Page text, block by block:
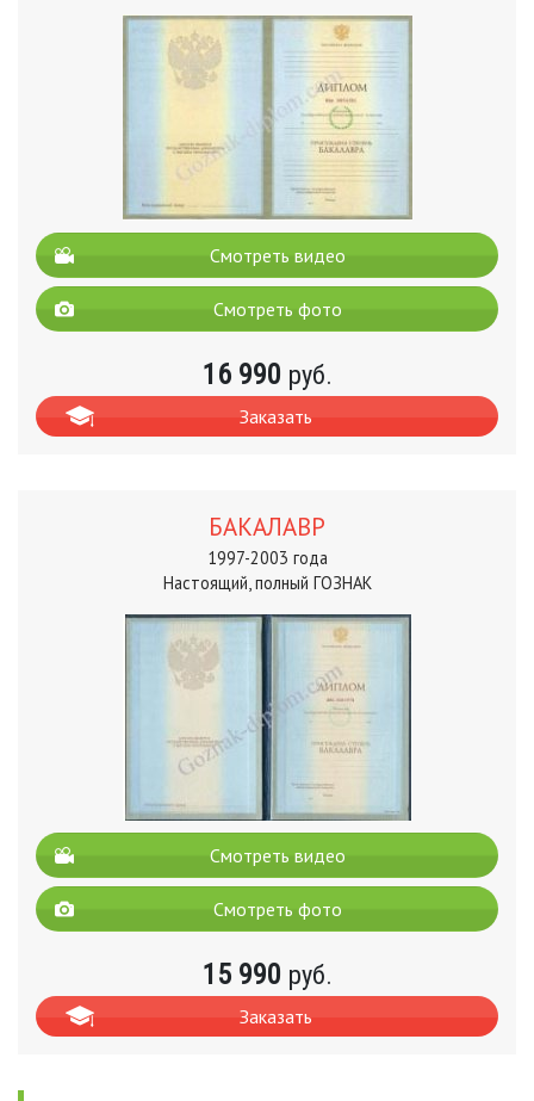
Смотреть видео
Смотреть фото
16 990 руб.
Заказать
БАКАЛАВР
1997-2003 года
Настоящий, полный ГОЗНАК
Смотреть видео
Смотреть фото
15 990 руб.
Заказать